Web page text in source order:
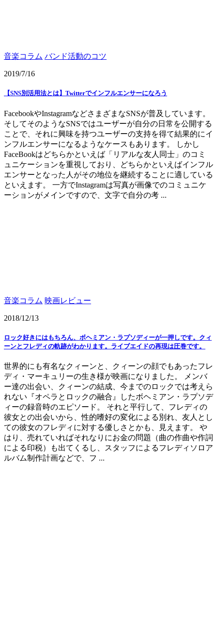
音楽コラム バンド活動のコツ
2019/7/16
【SNS別活用法とは】Twitterでインフルエンサーになろう
FacebookやInstagramなどさまざまなSNSが普及しています。
そしてそのようなSNSではユーザーが自分の日常を公開する
ことで、それに興味を持つユーザーの支持を得て結果的にイ
ンフルエンサーになるようなケースもあります。 しかし
FaceBookはどちらかといえば「リアルな友人同士」のコミ
ュニケーションを重視しており、どちらかといえばインフル
エンサーとなった人がその地位を継続することに適している
といえます。 一方でInstagramは写真が画像でのコミュニケ
ーションがメインですので、文字で自分の考 ...
音楽コラム 映画レビュー
2018/12/13
ロック好きにはもちろん、ボヘミアン・ラプソディーが一押しです。クィ
ーンとフレディの軌跡がわかります。ライブエイドの再現は圧巻です。
世界的にも有名なクィーンと、クィーンの顔でもあったフレ
ディ・マーキュリーの生き様が映画になりました。 メンバ
ー達の出会い、クィーンの結成、今までのロックでは考えら
れない『オペラとロックの融合』したボヘミアン・ラプソデ
ィーの録音時のエピソード。 それと平行して、フレディの
彼女との出会いから、性的嗜好の変化による別れ、友人とし
ての彼女のフレディに対する優しさとかも、見えます。 や
はり、売れていればそれなりにお金の問題（曲の作曲や作詞
による印税）も出てくるし、スタッフによるフレディソロア
ルバム制作計画などで、フ ...